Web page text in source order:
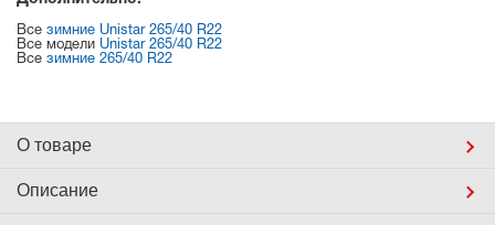
Все зимние Unistar 265/40 R22
Все модели Unistar 265/40 R22
Все зимние 265/40 R22
О товаре
Описание